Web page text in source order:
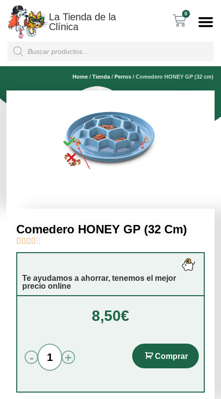
La Tienda de la
Clínica
0
Home / Tienda / Perros / Comedero HONEY GP (32 cm)
Comedero HONEY GP (32 Cm)
    
Te ayudamos a ahorrar, tenemos el mejor
precio online
8,50€
- + Comprar